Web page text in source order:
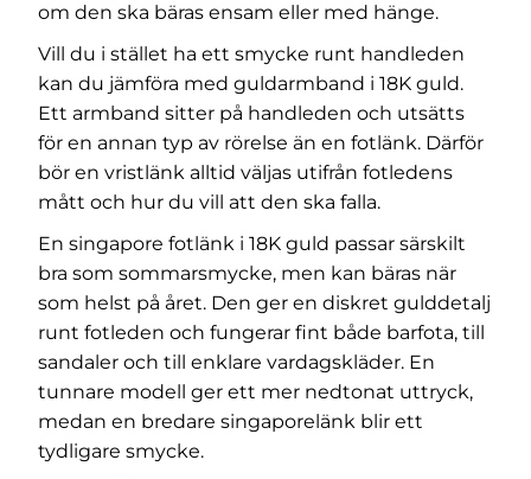
om den ska bäras ensam eller med hänge.
Vill du i stället ha ett smycke runt handleden
kan du jämföra med guldarmband i 18K guld.
Ett armband sitter på handleden och utsätts
för en annan typ av rörelse än en fotlänk. Därför
bör en vristlänk alltid väljas utifrån fotledens
mått och hur du vill att den ska falla.
En singapore fotlänk i 18K guld passar särskilt
bra som sommarsmycke, men kan bäras när
som helst på året. Den ger en diskret gulddetalj
runt fotleden och fungerar fint både barfota, till
sandaler och till enklare vardagskläder. En
tunnare modell ger ett mer nedtonat uttryck,
medan en bredare singaporelänk blir ett
tydligare smycke.